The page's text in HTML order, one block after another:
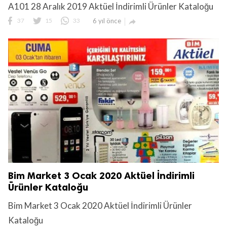
A101 28 Aralık 2019 Aktüel İndirimli Ürünler Kataloğu
37 15 33 6 yıl önce 
Bim Market 3 Ocak 2020 Aktüel İndirimli
Ürünler Kataloğu
Bim Market 3 Ocak 2020 Aktüel İndirimli Ürünler
Kataloğu